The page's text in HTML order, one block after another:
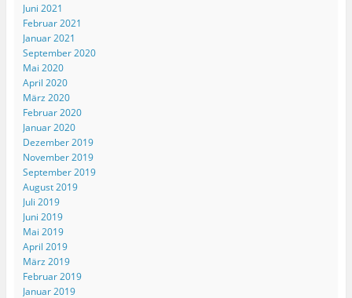
Juni 2021
Februar 2021
Januar 2021
September 2020
Mai 2020
April 2020
März 2020
Februar 2020
Januar 2020
Dezember 2019
November 2019
September 2019
August 2019
Juli 2019
Juni 2019
Mai 2019
April 2019
März 2019
Februar 2019
Januar 2019